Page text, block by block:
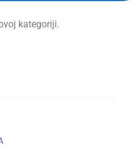
kategoriji.